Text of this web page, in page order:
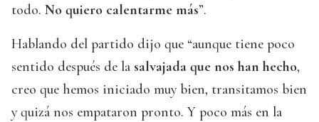
todo. No quiero calentarme más”.
Hablando del partido dijo que “aunque tiene poco
sentido después de la salvajada que nos han hecho,
creo que hemos iniciado muy bien, transitamos bien
y quizá nos empataron pronto. Y poco más en la